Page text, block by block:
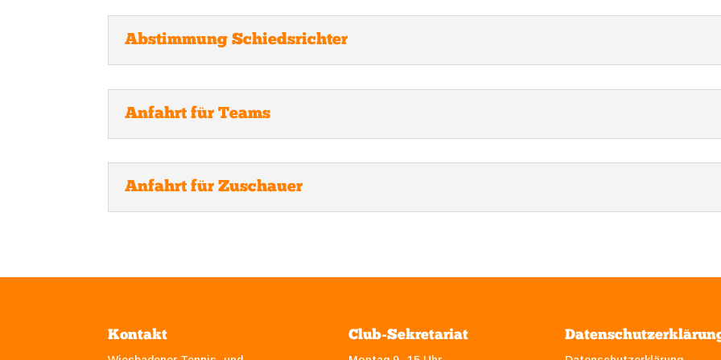
Abstimmung Schiedsrichter
Anfahrt für Teams
Anfahrt für Zuschauer
Kontakt Club-Sekretariat